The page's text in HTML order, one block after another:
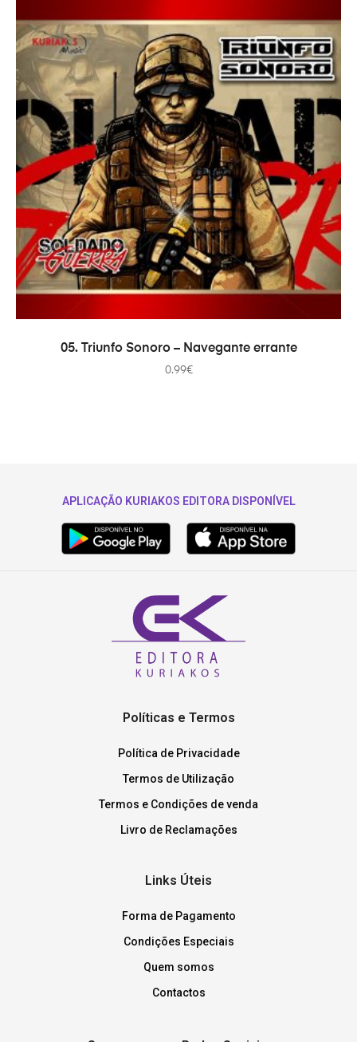
ADICIONAR
05. Triunfo Sonoro – Navegante errante
0.99€
APLICAÇÃO KURIAKOS EDITORA DISPONÍVEL
Políticas e Termos
Política de Privacidade
Termos de Utilização
Termos e Condições de venda
Livro de Reclamações
Links Úteis
Forma de Pagamento
Condições Especiais
Quem somos
Contactos